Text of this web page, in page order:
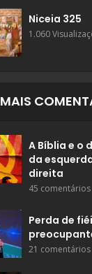
Niceia 325
1.060
MAIS
A Bíblia e o
da
direita
45 comentários
Perda de
21 comentários